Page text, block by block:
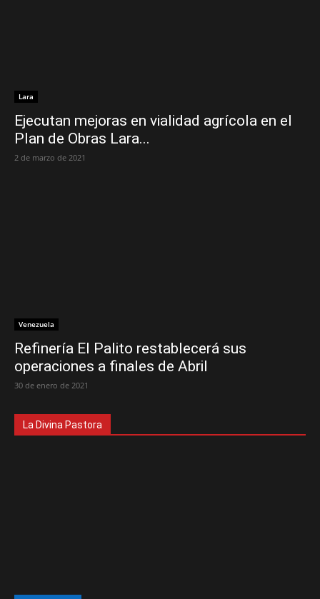
Lara
Ejecutan mejoras en vialidad agrícola en el
Plan de Obras Lara...
2 de marzo de 2021
Venezuela
Refinería El Palito restablecerá sus
operaciones a finales de Abril
30 de enero de 2021
La Divina Pastora